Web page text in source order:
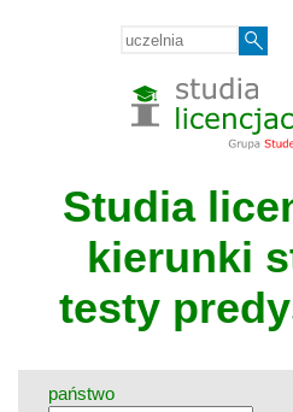
Studia
kierunki
testy
państwo